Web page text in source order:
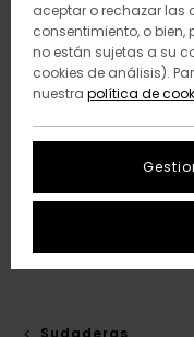
Sudaderas
aceptar o rechazar las
consentimiento, o
no están sujetas a su
cookies de análisis).
nuestra política de